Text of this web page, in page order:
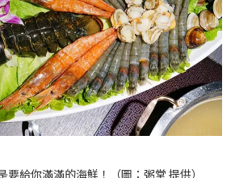
給你滿滿的海鮮！（圖：粥堂 提供）